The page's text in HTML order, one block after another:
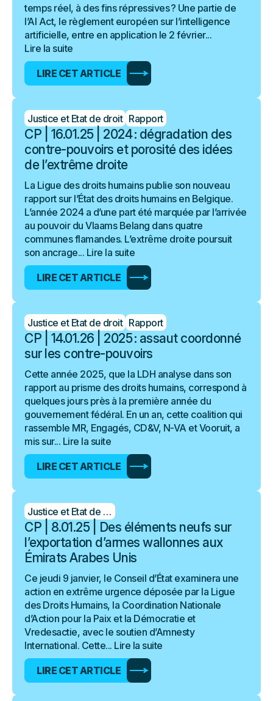
temps réel, à des fins répressives ? Une partie de
l’AI Act, le règlement européen sur l’intelligence
artificielle, entre en application le 2 février...
Lire la suite
LIRE CET ARTICLE
Justice et Etat de droit Rapport
CP | 16.01.25 | 2024 : dégradation des
contre-pouvoirs et porosité des idées
de l’extrême droite
La Ligue des droits humains publie son nouveau
rapport sur l’État des droits humains en Belgique.
L’année 2024 a d’une part été marquée par l’arrivée
au pouvoir du Vlaams Belang dans quatre
communes flamandes. L’extrême droite poursuit
son ancrage... Lire la suite
LIRE CET ARTICLE
Justice et Etat de droit Rapport
CP | 14.01.26 | 2025 : assaut coordonné
sur les contre-pouvoirs
Cette année 2025, que la LDH analyse dans son
rapport au prisme des droits humains, correspond à
quelques jours près à la première année du
gouvernement fédéral. En un an, cette coalition qui
rassemble MR, Engagés, CD&V, N-VA et Vooruit, a
mis sur... Lire la suite
LIRE CET ARTICLE
Justice et Etat de droit
CP | 8.01.25 | Des éléments neufs sur
l’exportation d’armes wallonnes aux
Émirats Arabes Unis
Ce jeudi 9 janvier, le Conseil d’État examinera une
action en extrême urgence déposée par la Ligue
des Droits Humains, la Coordination Nationale
d’Action pour la Paix et la Démocratie et
Vredesactie, avec le soutien d’Amnesty
International. Cette... Lire la suite
LIRE CET ARTICLE